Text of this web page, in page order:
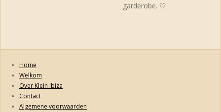
garderobe. 🤍
Home
Welkom
Over Klein Ibiza
Contact
Algemene voorwaarden